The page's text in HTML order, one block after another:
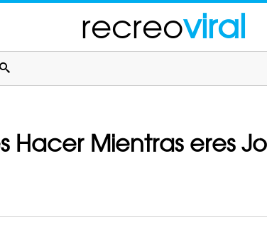
recreoviral
Hacer Mientras eres